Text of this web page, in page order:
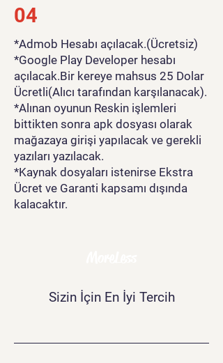
04
*Admob Hesabı açılacak.(Ücretsiz)
*Google Play Developer hesabı
açılacak.Bir kereye mahsus 25 Dolar
Ücretli(Alıcı tarafından karşılanacak).
*Alınan oyunun Reskin işlemleri
bittikten sonra apk dosyası olarak
mağazaya girişi yapılacak ve gerekli
yazıları yazılacak.
*Kaynak dosyaları istenirse Ekstra
Ücret ve Garanti kapsamı dışında
kalacaktır.
Sizin İçin En İyi Tercih